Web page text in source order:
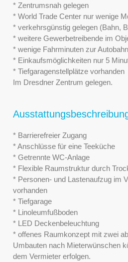
* Zentrumsnah gelegen
* World Trade Center nur wenige
* verkehrsgünstig gelegen (Bahn,
* weitere Gewerbetreibende im
* wenige Fahrminuten zur
* Einkaufsmöglichkeiten nur 5
* Tiefgaragenstellplätze vorhanden
Im Dresdner Zentrum gelegen.
* Barrierefreier Zugang
* Anschlüsse für eine Teeküche
* Getrennte WC-Anlage
* Flexible Raumstruktur durch
* Personen- und Lastenaufzug im
vorhanden
* Tiefgarage
* Linoleumfußboden
* LED Deckenbeleuchtung
* offenes Raumkonzept mit zwei
Umbauten nach Mieterwünschen
dem Vermieter erfolgen.